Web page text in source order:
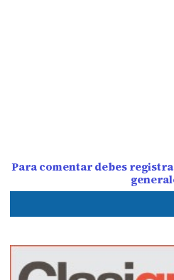
Para comentar debes